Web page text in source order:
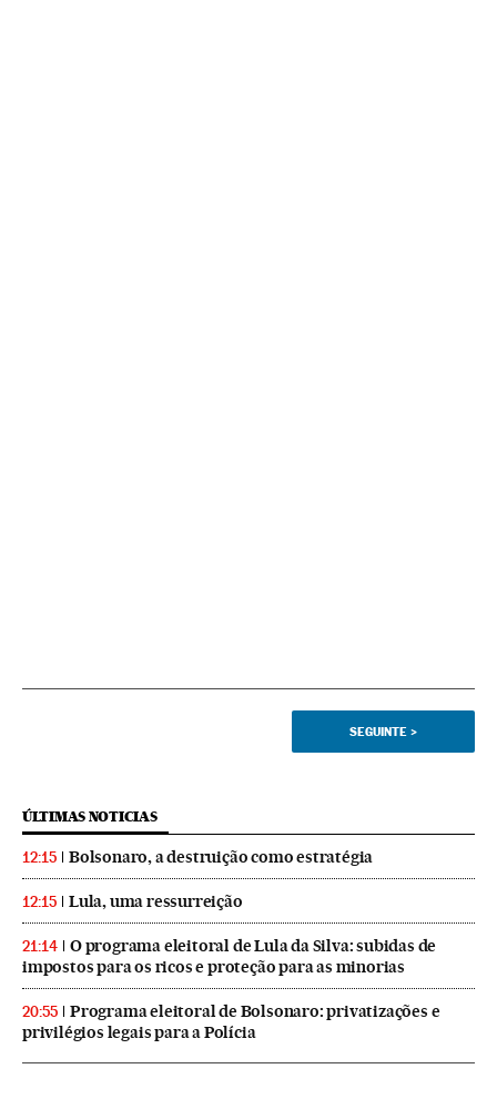
SEGUINTE >
ÚLTIMAS NOTICIAS
12:15 Bolsonaro, a destruição como estratégia
12:15 Lula, uma ressurreição
21:14
O programa eleitoral de Lula da Silva: subidas de
impostos para os ricos e proteção para as minorias
20:55
Programa eleitoral de Bolsonaro: privatizações e
privilégios legais para a Polícia